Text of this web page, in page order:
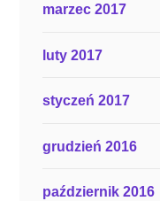
marzec 2017
luty 2017
styczeń 2017
grudzień 2016
październik 2016